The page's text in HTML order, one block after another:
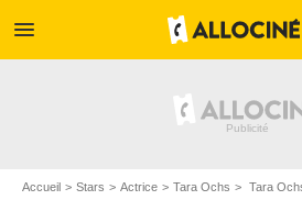
menu
Accueil Stars Actrice Tara Ochs Tara